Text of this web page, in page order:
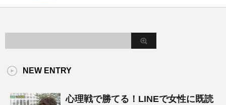
NEW ENTRY
心理戦で勝てる！LINEで女性に既読